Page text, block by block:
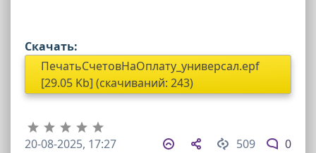
Скачать:
ПечатьСчетовНаОплату_универсал.epf
[29.05 Kb] (cкачиваний: 243)
509 0
20-08-2025, 17:27